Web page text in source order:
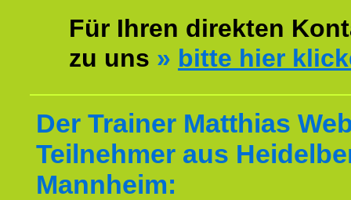
Für Ihren direkten
zu uns » bitte hier
Der Trainer Matthias
Teilnehmer aus
Mannheim: